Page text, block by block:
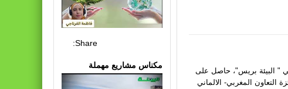
" البيئة بريس"، حاصل على
التعاون المغربي- الالماني
Share:
مكناس مشاريع مهملة